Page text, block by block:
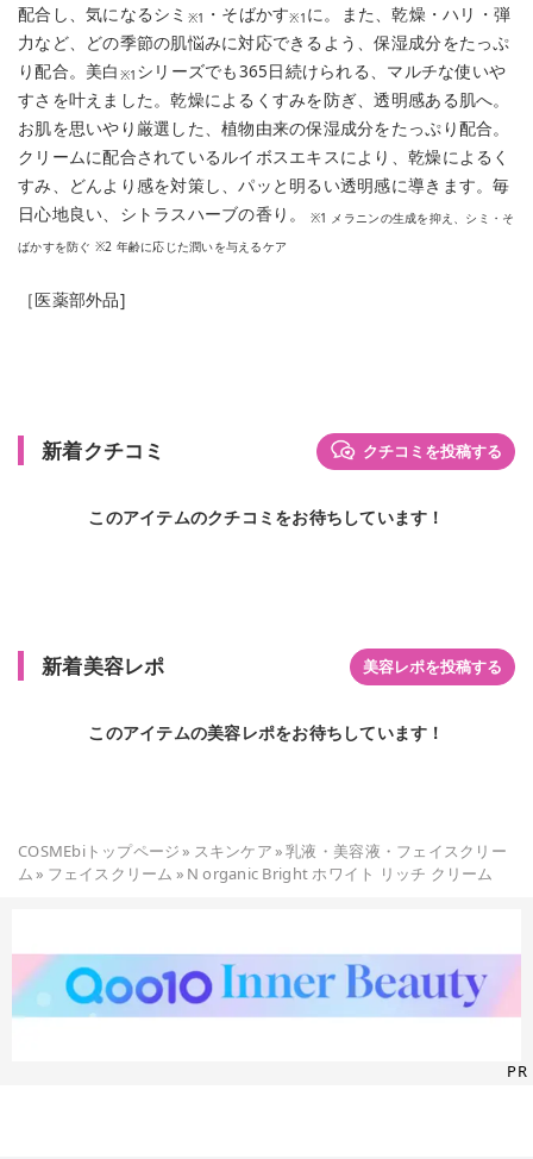
配合し、気になるシミ ※1 ・そばかす※1 に。また、乾燥・ハリ・弾
力など、どの季節の肌悩みに対応できるよう、保湿成分をたっぷ
り配合。美白 ※1 シリーズでも365日続けられる、マルチな使いや
すさを叶えました。乾燥によるくすみを防ぎ、透明感ある肌へ。
お肌を思いやり厳選した、植物由来の保湿成分をたっぷり配合。
クリームに配合されているルイボスエキスにより、乾燥によるく
すみ、どんより感を対策し、パッと明るい透明感に導きます。毎
日心地良い、シトラスハーブの香り。
※1 メラニンの生成を抑え、シミ・そ
ばかすを防ぐ ※2 年齢に応じた潤いを与えるケア
［医薬部外品]
新着クチコミ クチコミを投稿する
このアイテムのクチコミをお待ちしています！
新着美容レポ 美容レポを投稿する
このアイテムの美容レポをお待ちしています！
COSMEbiトップページ» スキンケア»乳液・美容液・フェイスクリー
ム» フェイスクリーム » N organic Bright ホワイト リッチ クリーム
PR